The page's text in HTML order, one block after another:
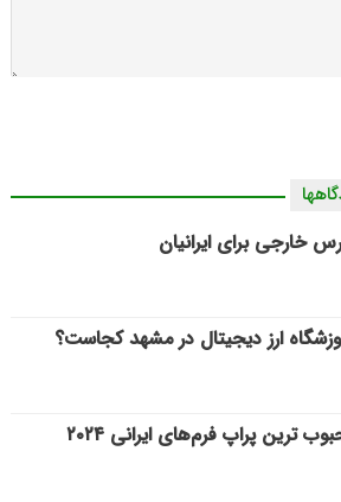
خارجی برای ایرانیان
ارز دیجیتال در مشهد کجاست؟
ترین پراپ فرم‌های ایرانی ۲۰۲۴